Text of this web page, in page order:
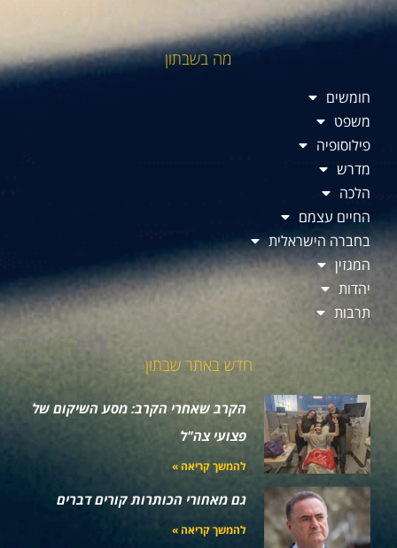
מה בשבתון
חומשים
משפט
פילוסופיה
מדרש
הלכה
החיים עצמם
בחברה הישראלית
המגזין
יהדות
תרבות
חדש באתר שבתון
הקרב שאחרי הקרב: מסע השיקום של
פצועי צה"ל
להמשך קריאה »
גם מאחורי הכותרות קורים דברים
להמשך קריאה »